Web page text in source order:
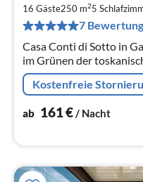
16 Gäste250 m25
7
Casa Conti di Sotto in
im Grünen der
Schlafzimmer, Bad, ideal
Kostenfreie
ab 161€ / Nacht